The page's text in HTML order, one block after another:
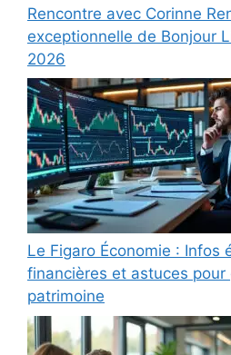
Rencontre avec Corinne
exceptionnelle de Bonjour
2026
Le Figaro Économie : Infos
financières et astuces pour
patrimoine